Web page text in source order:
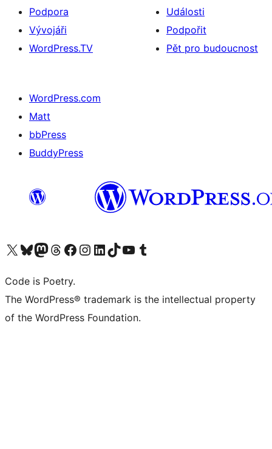
Podpora
Vývojáři
WordPress.TV
Události
Podpořit
Pět pro budoucnost
WordPress.com
Matt
bbPress
BuddyPress
Navštivte náš účet na X (dříve Twitter)
Navštivte náš Bluesky účetNavštivte náš účet Mastodon
Navštivte náš Threads účetNavštivte naši stránku na Facebooku
Navštivte náš Instagram účetNavštivte náš LinkedIn účetNavštivte náš TikTok účetNavštivte náš YouTube kanálNavštivte náš Tumblr účet
Code is Poetry.
The WordPress® trademark is the intellectual property
of the WordPress Foundation.